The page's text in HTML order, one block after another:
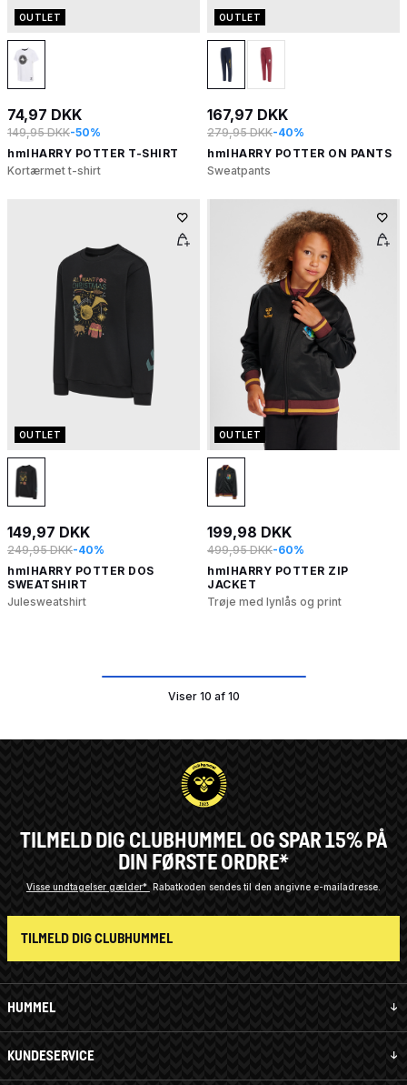
OUTLET
74,97 DKK
149,95 DKK-50%
hmlHARRY POTTER T-SHIRT
Kortærmet t-shirt
OUTLET
167,97 DKK
279,95 DKK-40%
hmlHARRY POTTER ON PANTS
Sweatpants
OUTLET
149,97 DKK
249,95 DKK-40%
hmlHARRY POTTER DOS
SWEATSHIRT
Julesweatshirt
OUTLET
199,98 DKK
499,95 DKK-60%
hmlHARRY POTTER ZIP
JACKET
Trøje med lynlås og print
Viser 10 af 10
HUMMEL
KUNDESERVICE
TILMELD DIG CLUBHUMMEL OG SPAR 15% PÅ
DIN FØRSTE ORDRE*
Visse undtagelser gælder* Rabatkoden sendes til den angivne e-mailadresse.
TILMELD DIG CLUBHUMMEL